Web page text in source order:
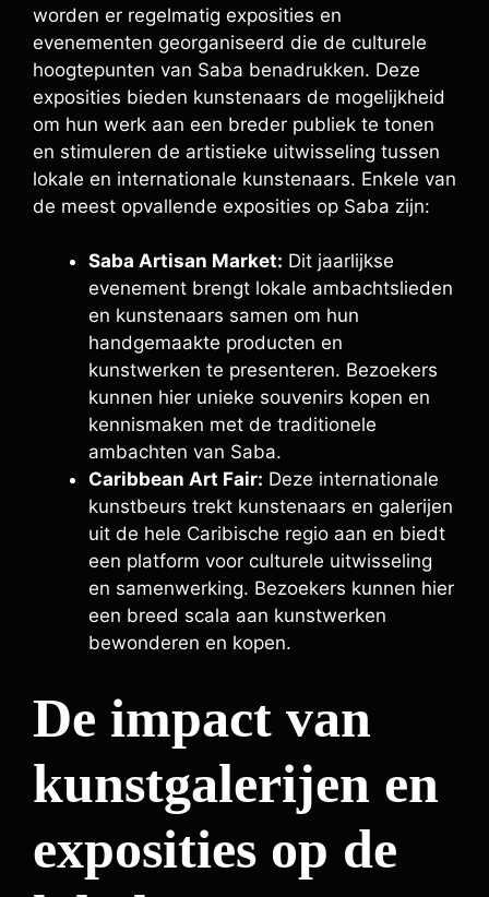
worden er regelmatig exposities en
evenementen georganiseerd die de culturele
hoogtepunten van Saba benadrukken. Deze
exposities bieden kunstenaars de mogelijkheid
om hun werk aan een breder publiek te tonen
en stimuleren de artistieke uitwisseling tussen
lokale en internationale kunstenaars. Enkele van
de meest opvallende exposities op Saba zijn:
Saba Artisan Market: Dit jaarlijkse
evenement brengt lokale ambachtslieden
en kunstenaars samen om hun
handgemaakte producten en
kunstwerken te presenteren. Bezoekers
kunnen hier unieke souvenirs kopen en
kennismaken met de traditionele
ambachten van Saba.
Caribbean Art Fair: Deze internationale
kunstbeurs trekt kunstenaars en galerijen
uit de hele Caribische regio aan en biedt
een platform voor culturele uitwisseling
en samenwerking. Bezoekers kunnen hier
een breed scala aan kunstwerken
bewonderen en kopen.
De impact van
kunstgalerijen en
exposities op de